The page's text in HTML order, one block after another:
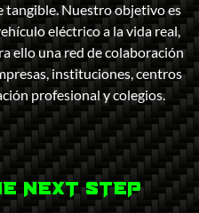
tangible. Nuestro objetivo es
eléctrico a la vida real,
ello una red de colaboración
instituciones, centros
profesional y colegios.
NEXT STEP